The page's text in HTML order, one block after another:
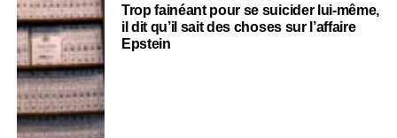
Trop fainéant pour se suicider lui-même,
il dit qu’il sait des choses sur l’affaire
Epstein